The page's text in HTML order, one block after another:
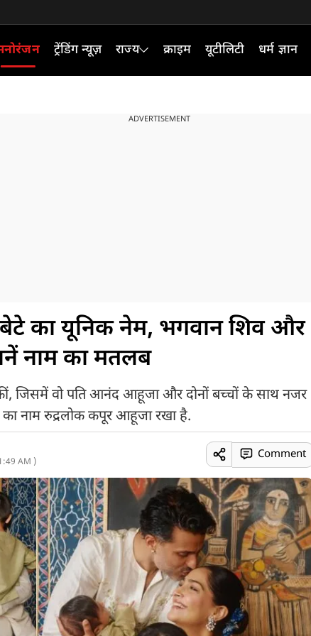
ट्रेंडिंग न्यूज़ राज्य क्राइम यूटीलिटी धर्म ज्ञान
ADVERTISEMENT
का यूनिक नेम, भगवान शिव और
नाम का मतलब
कीं, जिसमें वो पति आनंद आहूजा और दोनों बच्चों के साथ नजर
का नाम रुद्रलोक कपूर आहूजा रखा है.
AM )
Comment